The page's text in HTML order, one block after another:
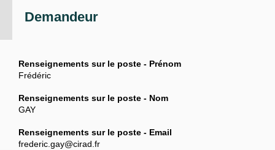
Demandeur
Renseignements sur le poste - Prénom
Frédéric
Renseignements sur le poste - Nom
GAY
Renseignements sur le poste - Email
frederic.gay@cirad.fr